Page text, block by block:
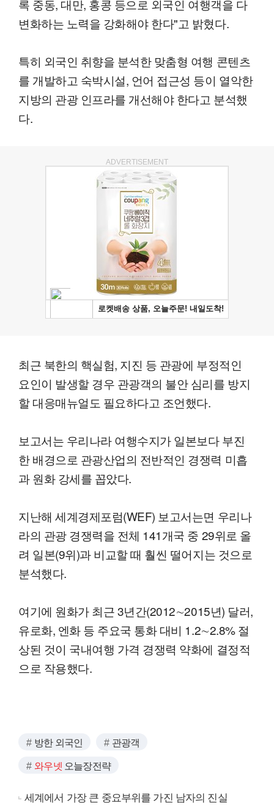
록 중동, 대만, 홍콩 등으로 외국인 여행객을 다
변화하는 노력을 강화해야 한다"고 밝혔다.
특히 외국인 취향을 분석한 맞춤형 여행 콘텐츠
를 개발하고 숙박시설, 언어 접근성 등이 열악한
지방의 관광 인프라를 개선해야 한다고 분석했
다.
ADVERTISEMENT
최근 북한의 핵실험, 지진 등 관광에 부정적인
요인이 발생할 경우 관광객의 불안 심리를 방지
할 대응매뉴얼도 필요하다고 조언했다.
보고서는 우리나라 여행수지가 일본보다 부진
한 배경으로 관광산업의 전반적인 경쟁력 미흡
과 원화 강세를 꼽았다.
지난해 세계경제포럼(WEF) 보고서는면 우리나
라의 관광 경쟁력을 전체 141개국 중 29위로 올
려 일본(9위)과 비교할 때 훨씬 떨어지는 것으로
분석했다.
여기에 원화가 최근 3년간(2012∼2015년) 달러,
유로화, 엔화 등 주요국 통화 대비 1.2∼2.8% 절
상된 것이 국내여행 가격 경쟁력 약화에 결정적
으로 작용했다.
방한 외국인 관광객
와우넷 오늘장전략
세계에서 가장 큰 중요부위를 가진 남자의 진실